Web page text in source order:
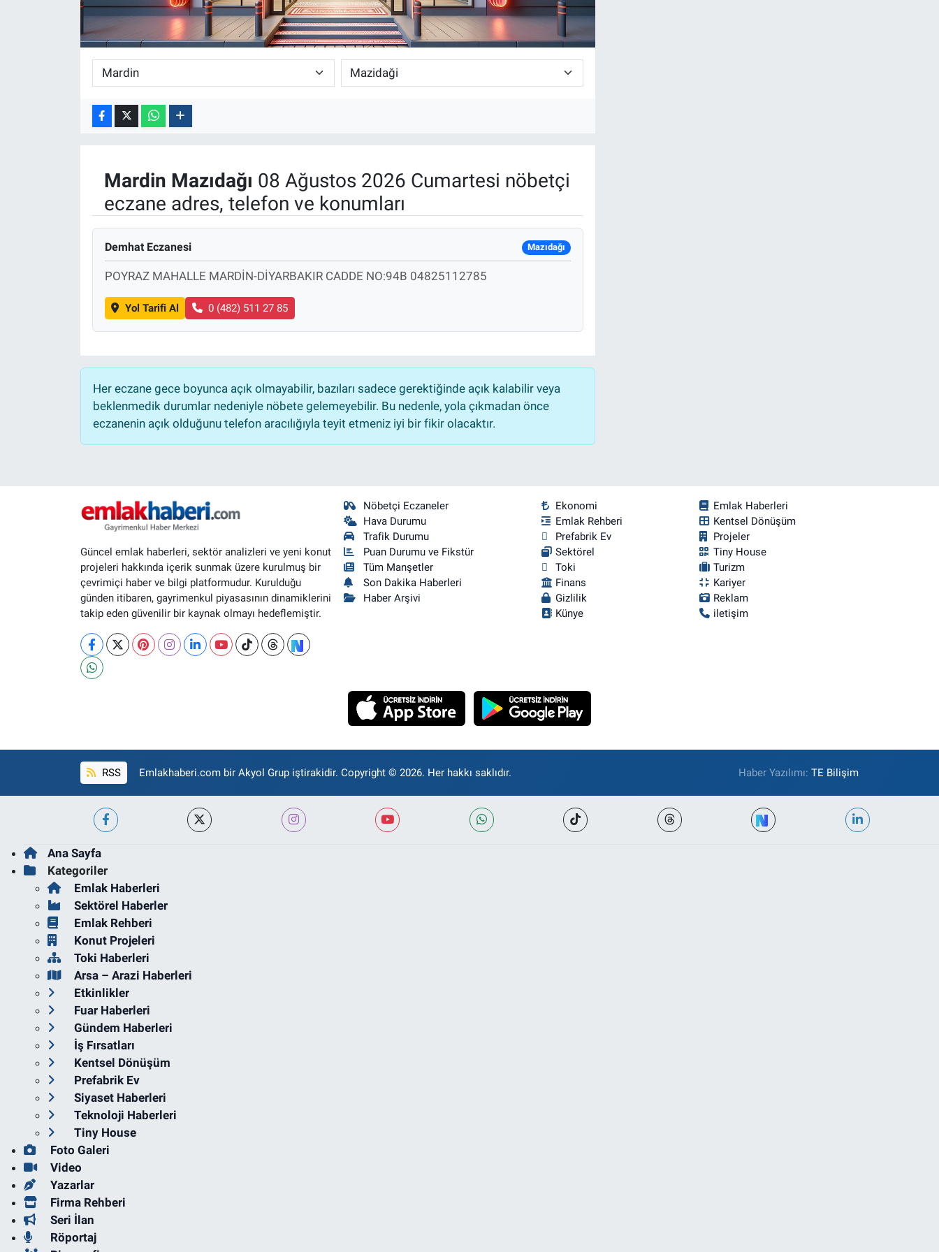
Mardin Mazıdağı 08 Ağustos 2026 Cumartesi nöbetçi
eczane adres, telefon ve konumları
Demhat Eczanesi Mazıdağı
POYRAZ MAHALLE MARDİN-DİYARBAKIR CADDE NO:94B 04825112785
Yol Tarifi Al 0 (482) 511 27 85
Her eczane gece boyunca açık olmayabilir, bazıları sadece gerektiğinde açık kalabilir veya
beklenmedik durumlar nedeniyle nöbete gelemeyebilir. Bu nedenle, yola çıkmadan önce
eczanenin açık olduğunu telefon aracılığıyla teyit etmeniz iyi bir fikir olacaktır.
Güncel emlak haberleri, sektör analizleri ve yeni konut
projeleri hakkında içerik sunmak üzere kurulmuş bir
çevrimiçi haber ve bilgi platformudur. Kurulduğu
günden itibaren, gayrimenkul piyasasının dinamiklerini
takip eden güvenilir bir kaynak olmayı hedeflemiştir.
Nöbetçi Eczaneler
Hava Durumu
Trafik Durumu
Puan Durumu ve Fikstür
Tüm Manşetler
Son Dakika Haberleri
Haber Arşivi
Ekonomi
Emlak Haberleri
Emlak Rehberi
Kentsel Dönüşüm
Prefabrik Ev
Projeler
Sektörel
Tiny House
Toki
Turizm
Finans
Kariyer
Gizlilik
Reklam
Künye
iletişim
RSS Emlakhaberi.com bir Akyol Grup iştirakidir. Copyright © 2026. Her hakkı saklıdır. Haber Yazılımı:TE Bilişim
Ana Sayfa
Kategoriler
Emlak Haberleri
Sektörel Haberler
Emlak Rehberi
Konut Projeleri
Toki Haberleri
Arsa – Arazi Haberleri
Etkinlikler
Fuar Haberleri
Gündem Haberleri
İş Fırsatları
Kentsel Dönüşüm
Prefabrik Ev
Siyaset Haberleri
Teknoloji Haberleri
Tiny House
Foto Galeri
Video
Yazarlar
Firma Rehberi
Seri İlan
Röportaj